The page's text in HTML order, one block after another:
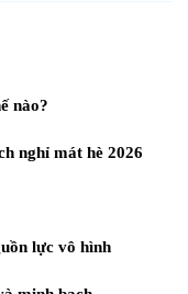
nào?
nghỉ mát hè 2026
lực vô hình